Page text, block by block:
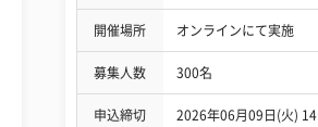
開催場所 オンラインにて実施
募集人数 300名
申込締切 2026年06月09日(火)